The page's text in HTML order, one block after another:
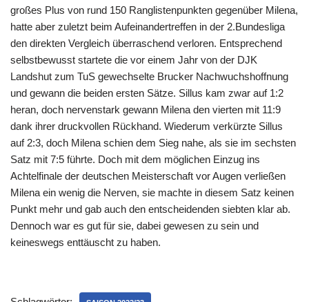
großes Plus von rund 150 Ranglistenpunkten gegenüber Milena,
hatte aber zuletzt beim Aufeinandertreffen in der 2.Bundesliga
den direkten Vergleich überraschend verloren. Entsprechend
selbstbewusst startete die vor einem Jahr von der DJK
Landshut zum TuS gewechselte Brucker Nachwuchshoffnung
und gewann die beiden ersten Sätze. Sillus kam zwar auf 1:2
heran, doch nervenstark gewann Milena den vierten mit 11:9
dank ihrer druckvollen Rückhand. Wiederum verkürzte Sillus
auf 2:3, doch Milena schien dem Sieg nahe, als sie im sechsten
Satz mit 7:5 führte. Doch mit dem möglichen Einzug ins
Achtelfinale der deutschen Meisterschaft vor Augen verließen
Milena ein wenig die Nerven, sie machte in diesem Satz keinen
Punkt mehr und gab auch den entscheidenden siebten klar ab.
Dennoch war es gut für sie, dabei gewesen zu sein und
keineswegs enttäuscht zu haben.